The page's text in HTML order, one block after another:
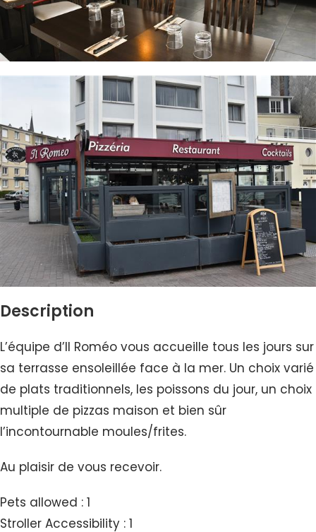
Description
L’équipe d’Il Roméo vous accueille tous les jours sur
sa terrasse ensoleillée face à la mer. Un choix varié
de plats traditionnels, les poissons du jour, un choix
multiple de pizzas maison et bien sûr
l’incontournable moules/frites.
Au plaisir de vous recevoir.
Pets allowed : 1
Stroller Accessibility : 1